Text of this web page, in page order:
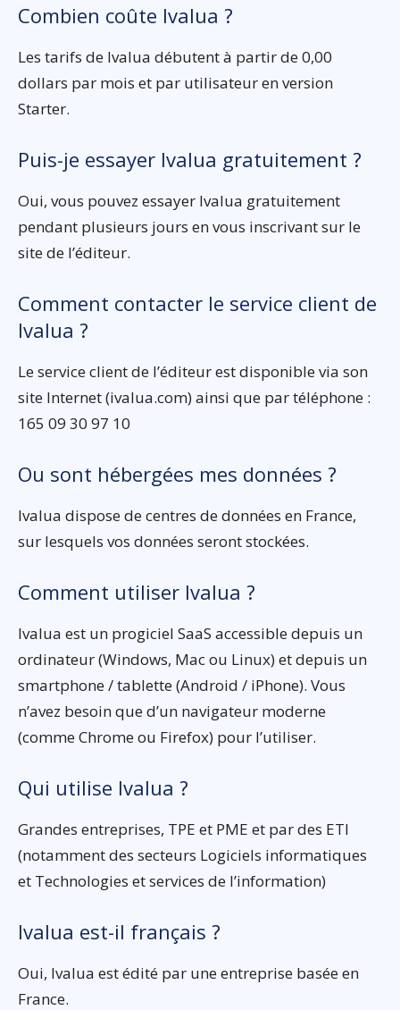
Combien coûte Ivalua ?
Les tarifs de Ivalua débutent à partir de 0,00
dollars par mois et par utilisateur en version
Starter.
Puis-je essayer Ivalua gratuitement ?
Oui, vous pouvez essayer Ivalua gratuitement
pendant plusieurs jours en vous inscrivant sur le
site de l’éditeur.
Comment contacter le service client de
Ivalua ?
Le service client de l’éditeur est disponible via son
site Internet (ivalua.com) ainsi que par téléphone :
165 09 30 97 10
Ou sont hébergées mes données ?
Ivalua dispose de centres de données en France,
sur lesquels vos données seront stockées.
Comment utiliser Ivalua ?
Ivalua est un progiciel SaaS accessible depuis un
ordinateur (Windows, Mac ou Linux) et depuis un
smartphone / tablette (Android / iPhone). Vous
n’avez besoin que d’un navigateur moderne
(comme Chrome ou Firefox) pour l’utiliser.
Qui utilise Ivalua ?
Grandes entreprises, TPE et PME et par des ETI
(notamment des secteurs Logiciels informatiques
et Technologies et services de l’information)
Ivalua est-il français ?
Oui, Ivalua est édité par une entreprise basée en
France.